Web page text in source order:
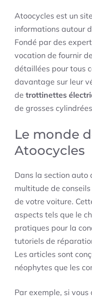
Atoocycles est un
informations autour
Fondé par des
vocation de fournir
détaillées pour tous
davantage sur leur
de trottinettes
de grosses
Le monde
Atoocycles
Dans la section auto
multitude de
de votre voiture.
aspects tels que le
pratiques pour la
tutoriels de
Les articles sont
néophytes que les
Par exemple, si vous